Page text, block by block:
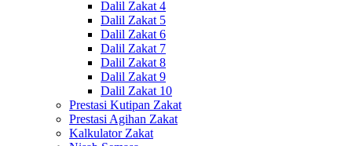
Dalil Zakat 4
Dalil Zakat 5
Dalil Zakat 6
Dalil Zakat 7
Dalil Zakat 8
Dalil Zakat 9
Dalil Zakat 10
Prestasi Kutipan Zakat
Prestasi Agihan Zakat
Kalkulator Zakat